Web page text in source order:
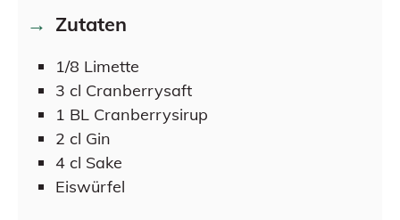
Zutaten
1/8 Limette
3 cl Cranberrysaft
1 BL Cranberrysirup
2 cl Gin
4 cl Sake
Eiswürfel